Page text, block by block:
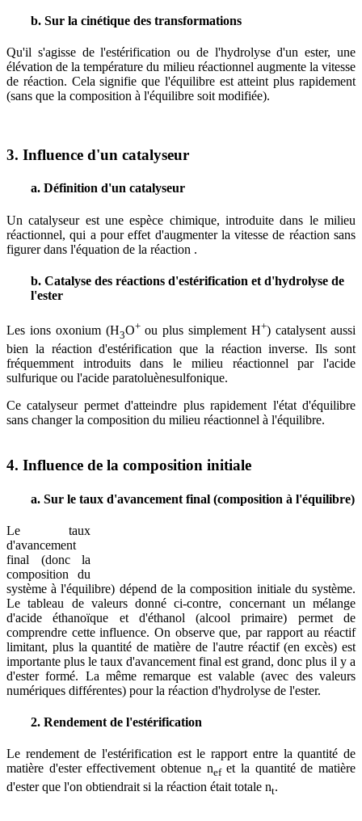
b. Sur la cinétique des transformations
Qu'il s'agisse de l'estérification ou de l'hydrolyse d'un ester, une
élévation de la température du milieu réactionnel augmente la vitesse
de réaction. Cela signifie que l'équilibre est atteint plus rapidement
(sans que la composition à l'équilibre soit modifiée).
3. Influence d'un catalyseur
a. Définition d'un catalyseur
Un catalyseur est une espèce chimique, introduite dans le milieu
réactionnel, qui a pour effet d'augmenter la vitesse de réaction sans
figurer dans l'équation de la réaction .
b. Catalyse des réactions d'estérification et d'hydrolyse de
l'ester
Les ions oxonium (H3O+ ou plus simplement H+) catalysent aussi
bien la réaction d'estérification que la réaction inverse. Ils sont
fréquemment introduits dans le milieu réactionnel par l'acide
sulfurique ou l'acide paratoluènesulfonique.
Ce catalyseur permet d'atteindre plus rapidement l'état d'équilibre
sans changer la composition du milieu réactionnel à l'équilibre.
4. Influence de la composition initiale
a. Sur le taux d'avancement final (composition à l'équilibre)
Le taux
d'avancement
final (donc la
composition du
système à l'équilibre) dépend de la composition initiale du système.
Le tableau de valeurs donné ci-contre, concernant un mélange
d'acide éthanoïque et d'éthanol (alcool primaire) permet de
comprendre cette influence. On observe que, par rapport au réactif
limitant, plus la quantité de matière de l'autre réactif (en excès) est
importante plus le taux d'avancement final est grand, donc plus il y a
d'ester formé. La même remarque est valable (avec des valeurs
numériques différentes) pour la réaction d'hydrolyse de l'ester.
2. Rendement de l'estérification
Le rendement de l'estérification est le rapport entre la quantité de
matière d'ester effectivement obtenue nefet la quantité de matière
d'ester que l'on obtiendrait si la réaction était totale nt.